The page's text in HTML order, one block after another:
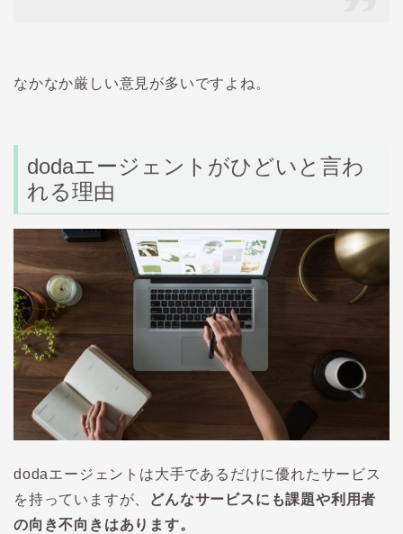
なかなか厳しい意見が多いですよね。
dodaエージェントがひどいと言わ
れる理由
dodaエージェントは大手であるだけに優れたサービス
を持っていますが、
どんなサービスにも課題や利用者
の向き不向きはあります。